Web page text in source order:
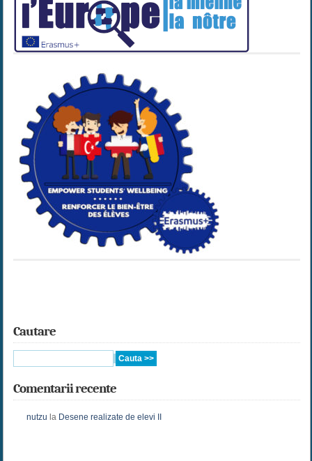
Cautare
Comentarii recente
nutzu la Desene realizate de elevi II